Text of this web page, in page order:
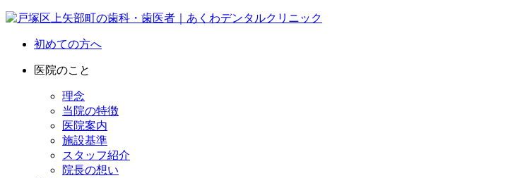
初めての方へ
医院のこと
理念
当院の特徴
医院案内
施設基準
スタッフ紹介
院長の想い